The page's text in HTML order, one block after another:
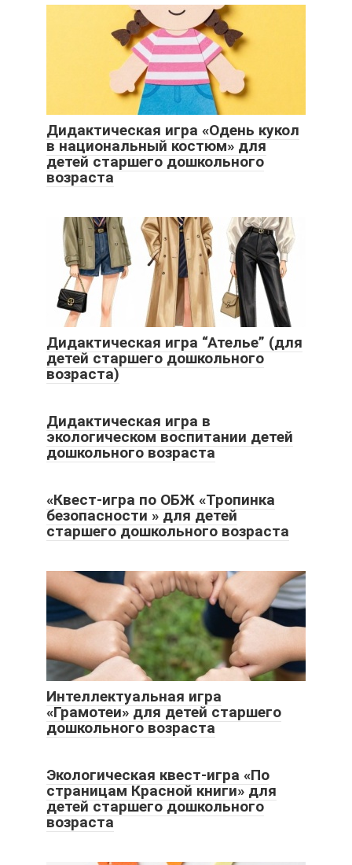
Дидактическая игра «Одень кукол
в национальный костюм» для
детей старшего дошкольного
возраста
Дидактическая игра “Ателье” (для
детей старшего дошкольного
возраста)
Дидактическая игра в
экологическом воспитании детей
дошкольного возраста
«Квест-игра по ОБЖ «Тропинка
безопасности » для детей
старшего дошкольного возраста
Интеллектуальная игра
«Грамотеи» для детей старшего
дошкольного возраста
Экологическая квест-игра «По
страницам Красной книги» для
детей старшего дошкольного
возраста